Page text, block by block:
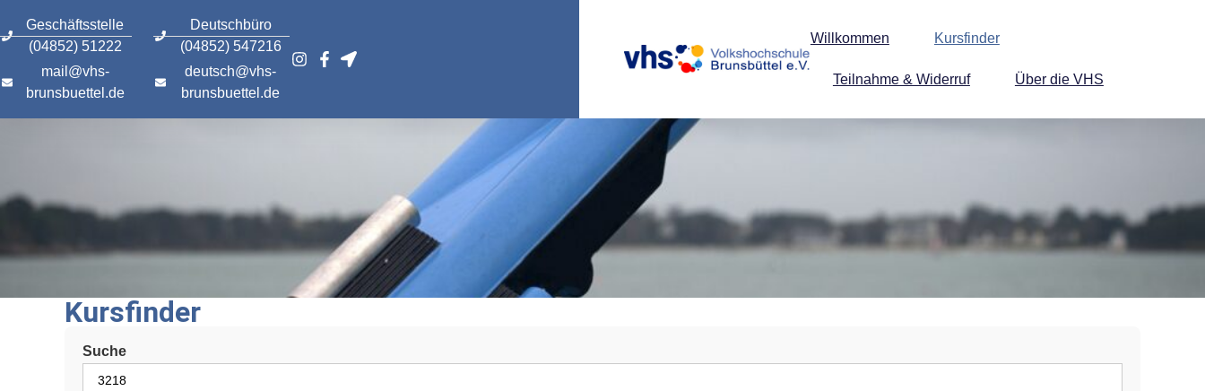
Geschäftsstelle
(04852) 51222
mail@vhs-
brunsbuettel.de
Deutschbüro
(04852) 547216
deutsch@vhs-
brunsbuettel.de
Willkommen Kursfinder
Teilnahme & Widerruf Über die VHS
Kursfinder
Suche